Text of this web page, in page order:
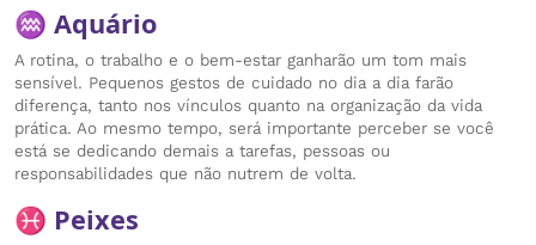
♒ Aquário
A rotina, o trabalho e o bem-estar ganharão um tom mais
sensível. Pequenos gestos de cuidado no dia a dia farão
diferença, tanto nos vínculos quanto na organização da vida
prática. Ao mesmo tempo, será importante perceber se você
está se dedicando demais a tarefas, pessoas ou
responsabilidades que não nutrem de volta.
♓ Peixes